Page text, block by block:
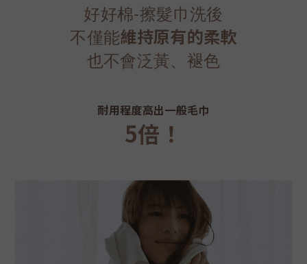
好好棉-擦髮巾洗後
不僅能維持原有的柔軟
也不會泛黃、褪色
耐用程度高出一般毛巾
5倍！